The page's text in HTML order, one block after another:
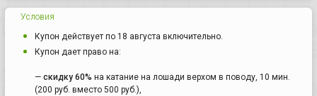
Условия
Купон действует по 18 августа включительно.
Купон дает право на:
— скидку 60% на катание на лошади верхом в поводу, 10 мин.
(200 руб. вместо 500 руб.),